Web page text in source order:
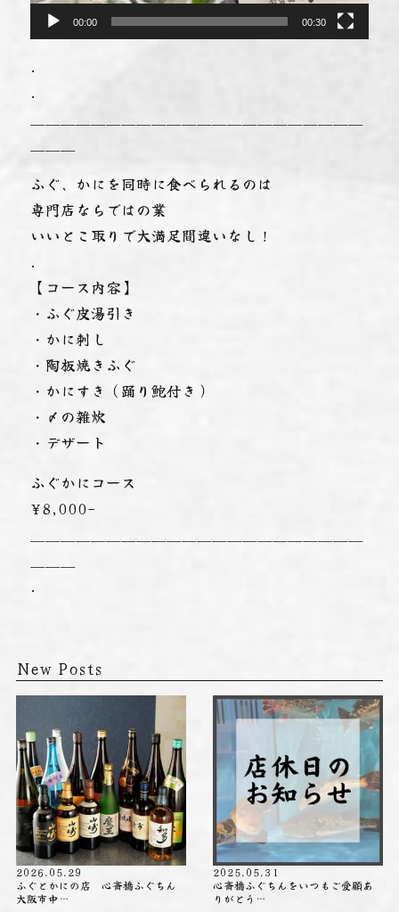
00:00 00:30
.
.
ふぐ、かにを同時に食べられるのは
専門店ならではの業
いいとこ取りで大満足間違いなし！
.
【コース内容】
・ふぐ皮湯引き
・かに刺し
・陶板焼きふぐ
・かにすき（踊り鮑付き）
・〆の雑炊
・デザート
ふぐかにコース
¥8,000-
.
New Posts
2026.05.29
ふぐとかにの店 心斎橋ふぐちん
大阪市中…
2025.05.31
心斎橋ふぐちんをいつもご愛顧あ
りがとう…